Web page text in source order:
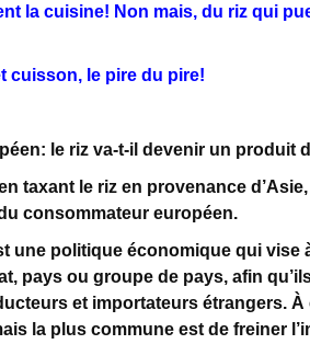
la cuisine! Non mais, du riz qui
cuisson, le pire du pire!
le riz va-t-il devenir un produit
taxant le riz en provenance
consommateur européen.
une politique économique qui vise
pays ou groupe de pays, afin
et importateurs étrangers.
la plus commune est de freiner